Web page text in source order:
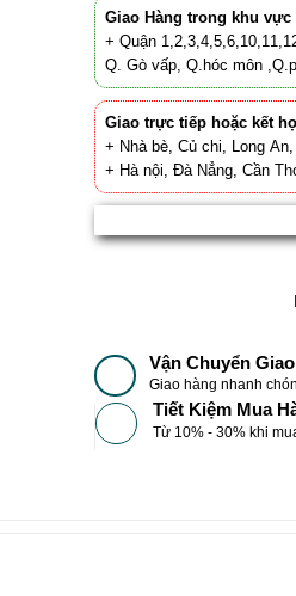
Giao Hàng trong khu vực
+ Quận
Q. Gò vấp, Q.hóc môn
Giao trực tiếp hoặc kết
+ Nhà bè, Củ chi, Long
+ Hà nội, Đà Nẳng, Cần
Vận Chuyển
Giao hàng nhanh
Tiết Kiệm Mua
Từ 10% - 30% khi